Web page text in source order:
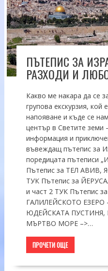
ПЪТЕПИС ЗА
РАЗХОДИ И
Какво ме накара да се
групова екскурзия, кой
напояване и къде се
център в Светите земи
информация и
въвеждащ пътепис за
поредицата пътеписи
Пътепис за ТЕЛ АВИВ,
ТУК Пътепис за
и част 2 ТУК Пътепис
ГАЛИЛЕЙСКОТО ЕЗЕРО
ЮДЕЙСКАТА ПУСТИНЯ,
МЪРТВО МОРЕ –>…
ПРОЧЕТИ ОЩЕ